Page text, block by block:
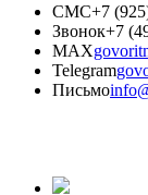
СМС+7
Звонок+7
MAX
Telegram
Письмо